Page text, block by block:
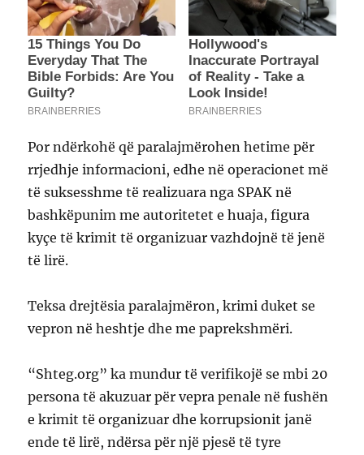
Por ndërkohë që paralajmërohen hetime për
rrjedhje informacioni, edhe në operacionet më
të suksesshme të realizuara nga SPAK në
bashkëpunim me autoritetet e huaja, figura
kyçe të krimit të organizuar vazhdojnë të jenë
të lirë.
Teksa drejtësia paralajmëron, krimi duket se
vepron në heshtje dhe me paprekshmëri.
“Shteg.org” ka mundur të verifikojë se mbi 20
persona të akuzuar për vepra penale në fushën
e krimit të organizuar dhe korrupsionit janë
ende të lirë, ndërsa për një pjesë të tyre